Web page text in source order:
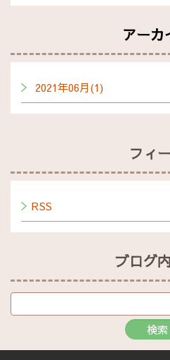
アーカ
2021年06月(1)
フィ
RSS
ブログ